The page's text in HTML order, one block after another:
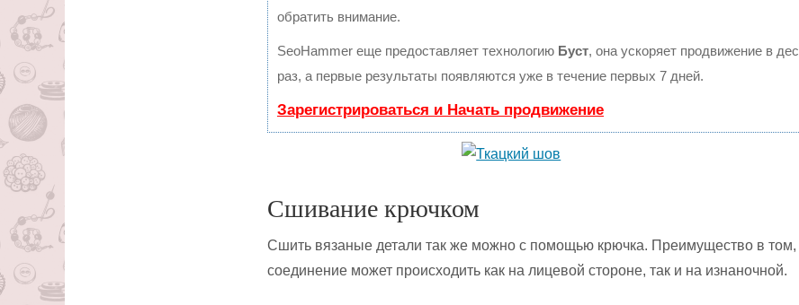
обратить внимание.
SeoHammer еще предоставляет технологию Буст, она ускоряет продвижение в
раз, а первые результаты появляются уже в течение первых 7 дней.
Зарегистрироваться и Начать продвижение
Сшивание крючком
Сшить вязаные детали так же можно с помощью крючка. Преимущество в том,
соединение может происходить как на лицевой стороне, так и на изнаночной.